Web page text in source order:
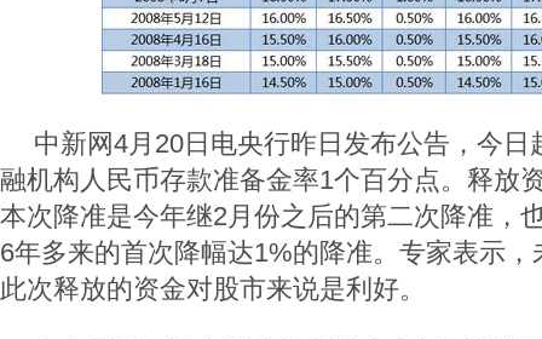
中新网4月20日电央行昨日发布公告，今日
融机构人民币存款准备金率1个百分点。释放
本次降准是今年继2月份之后的第二次降准，
6年多来的首次降幅达1%的降准。专家表示
此次释放的资金对股市来说是利好。